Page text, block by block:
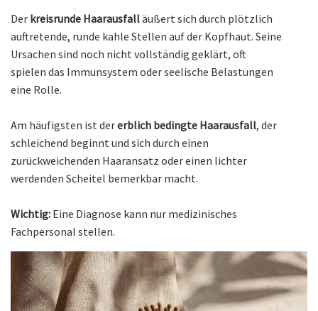
Der kreisrunde Haarausfalläußert sich durch plötzlich
auftretende, runde kahle Stellen auf der Kopfhaut. Seine
Ursachen sind noch nicht vollständig geklärt, oft
spielen das Immunsystem oder seelische Belastungen
eine Rolle.
Am häufigsten ist dererblich bedingte Haarausfall, der
schleichend beginnt und sich durch einen
zurückweichenden Haaransatz oder einen lichter
werdenden Scheitel bemerkbar macht.
Wichtig: Eine Diagnose kann nur medizinisches
Fachpersonal stellen.